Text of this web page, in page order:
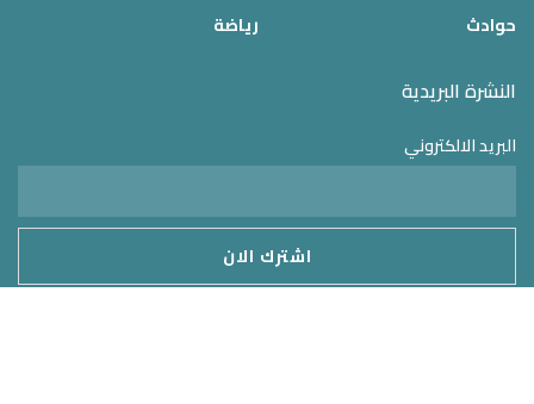
حوادث
رياضة
النشرة البريدية
البريد الالكتروني